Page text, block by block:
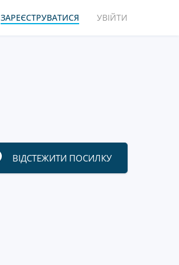
ЗАРЕЄСТРУВАТИСЯ УВІЙТИ
ВІДСТЕЖИТИ ПОСИЛКУ